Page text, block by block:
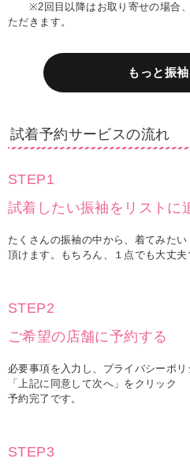
※2回目以降はお取り寄せの場合、
ただきます。
もっと振
試着予約サービスの流れ
STEP1
試着したい振袖をリストに
たくさんの振袖の中から、着てみた
頂けます。もちろん、１点でも大丈夫
STEP2
ご希望の店舗に予約する
必要事項を入力し、プライバシーポ
「上記に同意して次へ」をクリック
予約完了です。
STEP3